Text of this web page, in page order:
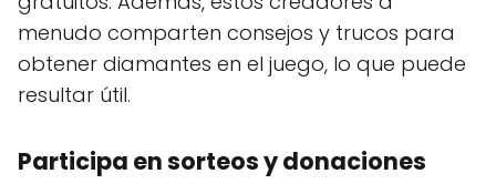
menudo comparten consejos y trucos para
obtener diamantes en el juego, lo que puede
resultar útil.
Participa en sorteos y donaciones